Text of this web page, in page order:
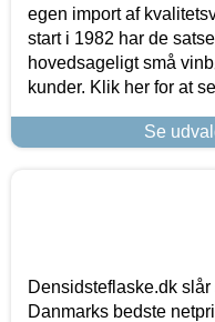
egen import af
start i 1982 har de
hovedsageligt små
kunder. Klik her for at
Se
Densidsteflaske.dk
Danmarks bedste